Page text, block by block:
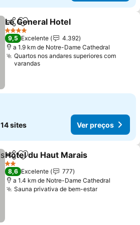
PartilharAdicionar aos favoritos
Le General Hotel
4 Estrelas
9,5 Excelente
4.392
a 1.9 km de Notre-Dame Cathedral
Quartos nos andares superiores com
varandas
14 sites Ver preços
PartilharAdicionar aos favoritos
Hotel du Haut Marais
2 Estrelas
8,6 Excelente
777
a 1.4 km de Notre-Dame Cathedral
Sauna privativa de bem-estarVer preços